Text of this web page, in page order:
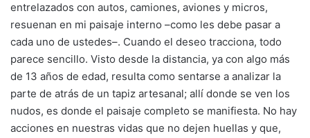
entrelazados con autos, camiones, aviones y micros,
resuenan en mi paisaje interno –como les debe pasar a
cada uno de ustedes–. Cuando el deseo tracciona, todo
parece sencillo. Visto desde la distancia, ya con algo más
de 13 años de edad, resulta como sentarse a analizar la
parte de atrás de un tapiz artesanal; allí donde se ven los
nudos, es donde el paisaje completo se manifiesta. No hay
acciones en nuestras vidas que no dejen huellas y que,